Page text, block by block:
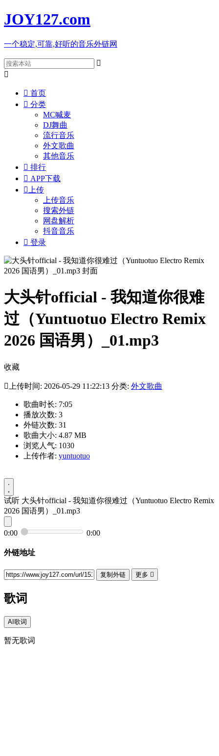
JOY127.com
一个稳定,可靠,好听的音乐外链网


 首页
 分类
MC喊麦
DJ舞曲
流行音乐
外文歌曲
其他音乐
 排行
 APP下载
 上传
上传音乐
搜索外链
网盘解析
抖音音乐
 登录
大头针official - 我知道你很难
过（Yuntuotuo Electro Remix
2026 国语男）_01.mp3
收藏
 上传时间: 2026-05-29 11:22:13 分类: 外文歌曲
歌曲时长: 7:05
播放次数: 3
外链次数: 31
歌曲大小: 4.87 MB
浏览人气: 1030
上传作者: yuntuotuo
试听 大头针official - 我知道你很难过（Yuntuotuo Electro Remix
2026 国语男）_01.mp3
0:00 0:00
外链地址
复制外链 更多 
歌词
AI歌词
暂无歌词